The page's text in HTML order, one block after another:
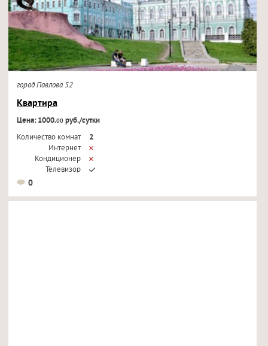
город Павлова 52
Квартира
Цена: 1000.00руб./сутки
Количество комнат
2
Интернет
Кондиционер
Телевизор
0